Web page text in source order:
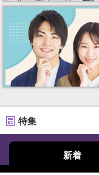
特集
新着